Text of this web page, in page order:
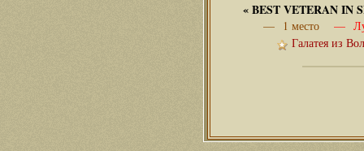
«BEST VETERAN
— 1 место
—
Галатея из